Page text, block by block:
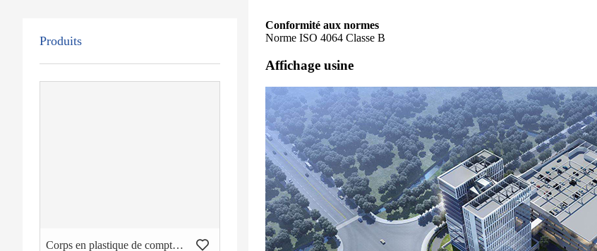
Produits
Corps en plastique de compteurs d'eau scellés liquides multi-jets économique compteur d'eau de type sec (modèle Itron)
Conformité aux normes
Norme ISO 4064 Classe B
Affichage usine